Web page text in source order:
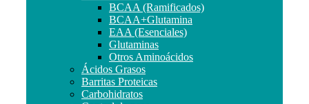
BCAA (Ramificados)
BCAA+Glutamina
EAA (Esenciales)
Glutaminas
Otros Aminoácidos
Ácidos Grasos
Barritas Proteicas
Carbohidratos